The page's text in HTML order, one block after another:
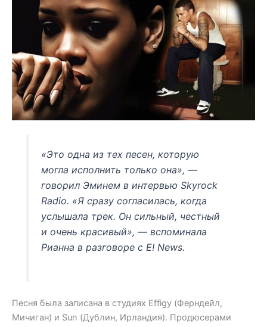
«Это одна из тех песен, которую
могла исполнить только она», —
говорил Эминем в интервью Skyrock
Radio. «Я сразу согласилась, когда
услышала трек. Он сильный, честный
и очень красивый», — вспоминала
Рианна в разговоре с E! News.
Песня была записана в студиях Effigy (Ферндейл,
Мичиган) и Sun (Дублин, Ирландия). Продюсерами